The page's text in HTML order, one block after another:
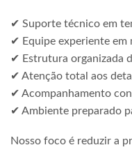
✔ Suporte técnico em
✔ Equipe experiente em
✔ Estrutura organizada
✔ Atenção total aos
✔ Acompanhamento
✔ Ambiente preparado
Nosso foco é reduzir a